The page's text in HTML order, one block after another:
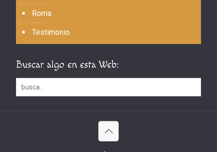
Roma
Testimonio
Buscar algo en esta Web: